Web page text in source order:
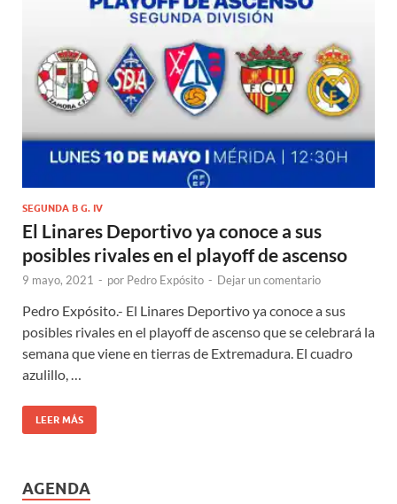
SEGUNDA B G. IV
El Linares Deportivo ya conoce a sus
posibles rivales en el playoff de ascenso
9 mayo, 2021 - por Pedro Expósito - Dejar un comentario
Pedro Expósito.- El Linares Deportivo ya conoce a sus
posibles rivales en el playoff de ascenso que se celebrará la
semana que viene en tierras de Extremadura. El cuadro
azulillo, …
LEER MÁS
AGENDA